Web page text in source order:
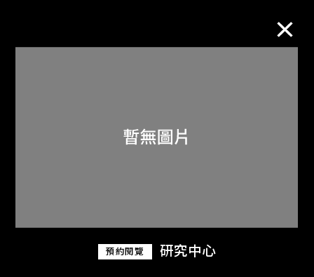
預約閱覽 研究中心
關於M+藏品
探索世界頂級的二十及二十一世紀視覺